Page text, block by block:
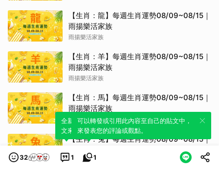
【生肖：龍】每週生肖運勢08/09~08/15｜
雨揚樂活家族
雨揚樂活家族
【生肖：羊】每週生肖運勢08/09~08/15｜
雨揚樂活家族
雨揚樂活家族
【生肖：馬】每週生肖運勢08/09~08/15｜
雨揚樂活家族
雨揚樂活家族
【生肖：兔】每週生肖運勢08/09~08/15｜
雨揚樂活家族
32 1
全新體驗！一鍵引用此內容，透過發布貼
文來輕鬆表達個人立場。
1
可以轉發或引用此內容至自己的貼文中，
來發表您的評論或觀點。